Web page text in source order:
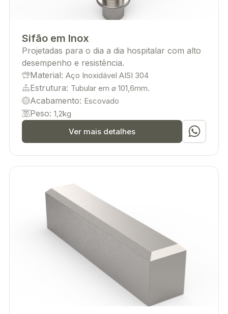
Sifão em Inox
Projetadas para o dia a dia hospitalar com alto
desempenho e resistência.
Material: Aço Inoxidável AISI 304
Estrutura: Tubular em ⌀ 101,6mm.
Acabamento: Escovado
Peso: 1,2kg
Ver mais detalhes